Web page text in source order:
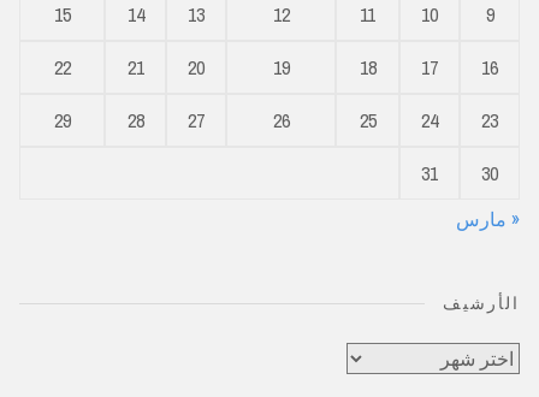
9
10
11
12
13
14
15
16
17
18
19
20
21
22
23
24
25
26
27
28
29
30
31
« مارس
الأرشيف
الأرشيف